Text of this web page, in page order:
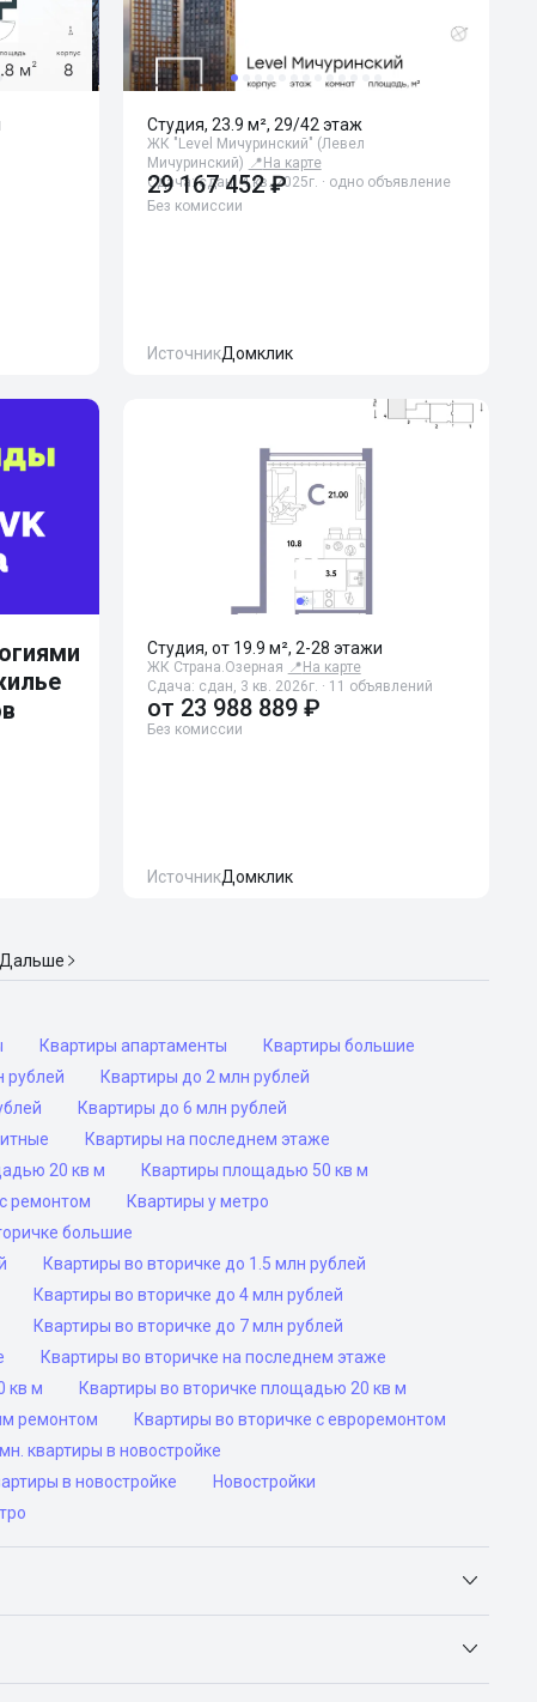
Студия, 23.9 м², 29/42 этаж
ЖК "Level Мичуринский" (Левел
Мичуринский) 📍 На карте
Сдача: сдан, 4 кв. 2025г. · одно объявление
29 167 452 ₽
Без комиссии
ИсточникДомклик
Студия, от 19.9 м², 2-28 этажи
ЖК Страна.Озерная 📍 На карте
Сдача: сдан, 3 кв. 2026г. · 11 объявлений
от 23 988 889 ₽
Без комиссии
ИсточникДомклик
Дальше
Квартиры апартаменты
Квартиры большие
рублей
Квартиры до 2 млн рублей
Квартиры до 6 млн рублей
Квартиры на последнем этаже
20 кв м
Квартиры площадью 50 кв м
ремонтом
Квартиры у метро
большие
Квартиры во вторичке до 1.5 млн рублей
Квартиры во вторичке до 4 млн рублей
Квартиры во вторичке до 7 млн рублей
Квартиры во вторичке на последнем этаже
кв м
Квартиры во вторичке площадью 20 кв м
ремонтом
Квартиры во вторичке с евроремонтом
квартиры в новостройке
в новостройке
Новостройки